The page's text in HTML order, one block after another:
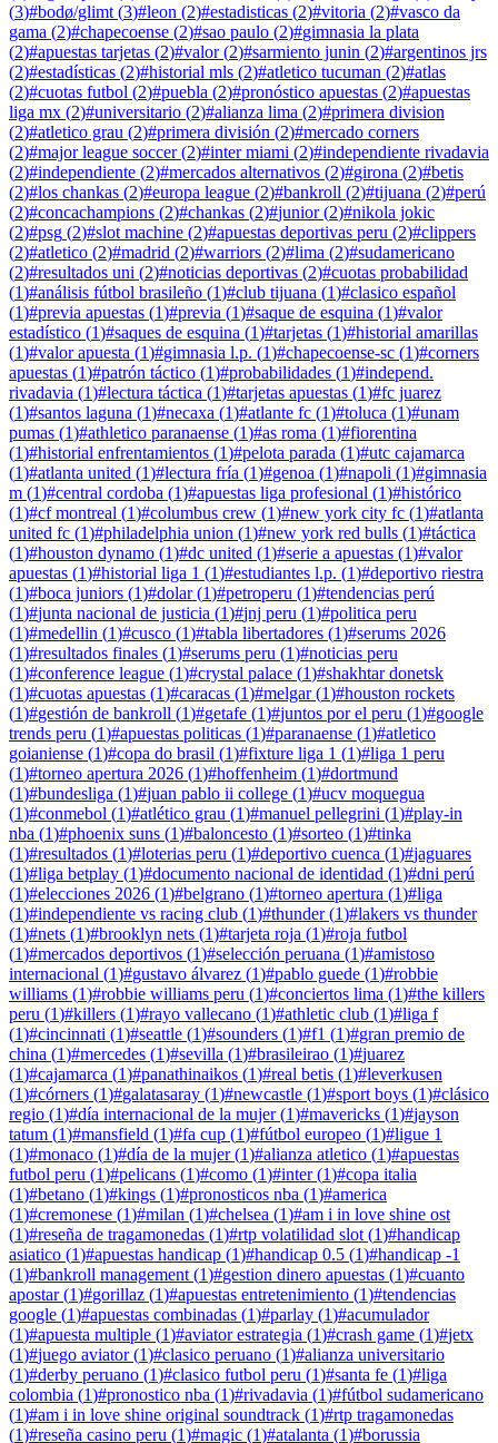
(3)#bodø/glimt (3)#leon (2)#estadisticas (2)#vitoria (2)#vasco da
gama (2)#chapecoense (2)#sao paulo (2)#gimnasia la plata
(2)#apuestas tarjetas (2)#valor(2)#sarmiento junin (2)#argentinos jrs
(2)#estadísticas (2)#historial mls (2)#atletico tucuman (2)#atlas
(2)#cuotas futbol (2)#puebla (2)#pronóstico apuestas (2)#apuestas
liga mx (2)#universitario (2)#alianza lima (2)#primera division
(2)#atletico grau (2)#primera división (2)#mercado corners
(2)#major league soccer(2)#inter miami (2)#independiente rivadavia
(2)#independiente (2)#mercados alternativos (2)#girona (2)#betis
(2)#los chankas (2)#europa league (2)#bankroll (2)#tijuana (2)#perú
(2)#concachampions (2)#chankas (2)#junior(2)#nikola jokic
(2)#psg (2)#slot machine (2)#apuestas deportivas peru (2)#clippers
(2)#atletico (2)#madrid (2)#warriors (2)#lima (2)#sudamericano
(2)#resultados uni (2)#noticias deportivas (2)#cuotas probabilidad
(1)#análisis fútbol brasileño (1)#club tijuana (1)#clasico español
(1)#previa apuestas (1)#previa (1)#saque de esquina (1)#valor
estadístico (1)#saques de esquina (1)#tarjetas (1)#historial amarillas
(1)#valor apuesta (1)#gimnasia l.p. (1)#chapecoense-sc (1)#corners
apuestas (1)#patrón táctico (1)#probabilidades (1)#independ.
rivadavia (1)#lectura táctica (1)#tarjetas apuestas (1)#fc juarez
(1)#santos laguna (1)#necaxa (1)#atlante fc (1)#toluca (1)#unam
pumas (1)#athletico paranaense (1)#as roma (1)#fiorentina
(1)#historial enfrentamientos (1)#pelota parada (1)#utc cajamarca
(1)#atlanta united (1)#lectura fría (1)#genoa (1)#napoli (1)#gimnasia
m (1)#central cordoba (1)#apuestas liga profesional (1)#histórico
(1)#cf montreal (1)#columbus crew (1)#new york city fc (1)#atlanta
united fc (1)#philadelphia union (1)#new york red bulls (1)#táctica
(1)#houston dynamo (1)#dc united (1)#serie a apuestas (1)#valor
apuestas (1)#historial liga 1 (1)#estudiantes l.p. (1)#deportivo riestra
(1)#boca juniors (1)#dolar(1)#petroperu (1)#tendencias perú
(1)#junta nacional de justicia (1)#jnj peru (1)#politica peru
(1)#medellin (1)#cusco (1)#tabla libertadores (1)#serums 2026
(1)#resultados finales (1)#serums peru (1)#noticias peru
(1)#conference league (1)#crystal palace (1)#shakhtar donetsk
(1)#cuotas apuestas (1)#caracas (1)#melgar(1)#houston rockets
(1)#gestión de bankroll (1)#getafe (1)#juntos por el peru (1)#google
trends peru (1)#apuestas politicas (1)#paranaense (1)#atletico
goianiense (1)#copa do brasil (1)#fixture liga 1 (1)#liga 1 peru
(1)#torneo apertura 2026 (1)#hoffenheim (1)#dortmund
(1)#bundesliga (1)#juan pablo ii college (1)#ucv moquegua
(1)#conmebol (1)#atlético grau (1)#manuel pellegrini (1)#play-in
nba (1)#phoenix suns (1)#baloncesto (1)#sorteo (1)#tinka
(1)#resultados (1)#loterias peru (1)#deportivo cuenca (1)#jaguares
(1)#liga betplay (1)#documento nacional de identidad (1)#dni perú
(1)#elecciones 2026 (1)#belgrano (1)#torneo apertura (1)#liga
(1)#independiente vs racing club (1)#thunder(1)#lakers vs thunder
(1)#nets (1)#brooklyn nets (1)#tarjeta roja (1)#roja futbol
(1)#mercados deportivos (1)#selección peruana (1)#amistoso
internacional (1)#gustavo álvarez (1)#pablo guede (1)#robbie
williams (1)#robbie williams peru (1)#conciertos lima (1)#the killers
peru (1)#killers (1)#rayo vallecano (1)#athletic club (1)#liga f
(1)#cincinnati (1)#seattle (1)#sounders (1)#f1 (1)#gran premio de
china (1)#mercedes (1)#sevilla (1)#brasileirao (1)#juarez
(1)#cajamarca (1)#panathinaikos (1)#real betis (1)#leverkusen
(1)#córners (1)#galatasaray (1)#newcastle (1)#sport boys (1)#clásico
regio (1)#día internacional de la mujer(1)#mavericks (1)#jayson
tatum (1)#mansfield (1)#fa cup (1)#fútbol europeo (1)#ligue 1
(1)#monaco (1)#día de la mujer(1)#alianza atletico (1)#apuestas
futbol peru (1)#pelicans (1)#como (1)#inter(1)#copa italia
(1)#betano (1)#kings (1)#pronosticos nba (1)#america
(1)#cremonese (1)#milan (1)#chelsea (1)#am i in love shine ost
(1)#reseña de tragamonedas (1)#rtp volatilidad slot (1)#handicap
asiatico (1)#apuestas handicap (1)#handicap 0.5 (1)#handicap -1
(1)#bankroll management (1)#gestion dinero apuestas (1)#cuanto
apostar(1)#gorillaz (1)#apuestas entretenimiento (1)#tendencias
google (1)#apuestas combinadas (1)#parlay (1)#acumulador
(1)#apuesta multiple (1)#aviator estrategia (1)#crash game (1)#jetx
(1)#juego aviator(1)#clasico peruano (1)#alianza universitario
(1)#derby peruano (1)#clasico futbol peru (1)#santa fe (1)#liga
colombia (1)#pronostico nba (1)#rivadavia (1)#fútbol sudamericano
(1)#am i in love shine original soundtrack (1)#rtp tragamonedas
(1)#reseña casino peru (1)#magic (1)#atalanta (1)#borussia